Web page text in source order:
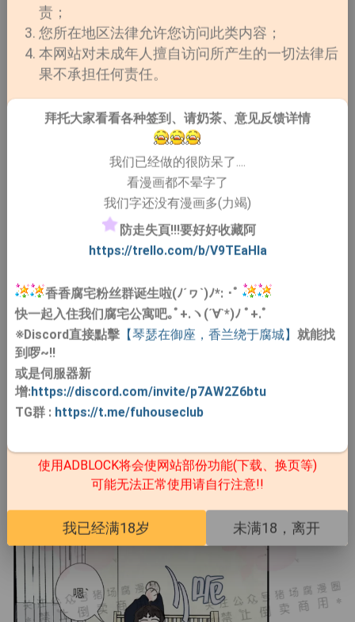
责；
您所在地区法律允许您访问此类内容；
本网站对未成年人擅自访问所产生的一切法律后
果不承担任何责任。
拜托大家看看各种签到、请奶茶、意见反馈详情
我们已经做的很防呆了....
看漫画都不晕字了
我们字还没有漫画多(力竭)
防走失頁!!!要好好收藏阿
https://trello.com/b/V9TEaHIa
香香腐宅粉丝群诞生啦(ﾉ´ヮ`)ﾉ*: ･ﾟ
快一起入住我们腐宅公寓吧｡ﾟ+.ヽ(´∀`*)ﾉ ﾟ+.ﾟ
※Discord直接點擊【琴瑟在御座，香兰绕于腐城】 就能找
到啰~!!
或是伺服器新
增:https://discord.com/invite/p7AW2Z6btu
TG群: https://t.me/fuhouseclub
使用ADBLOCK将会使网站部份功能(下载、换页等)
可能无法正常使用请自行注意!!
我已经满18岁 未满18，离开